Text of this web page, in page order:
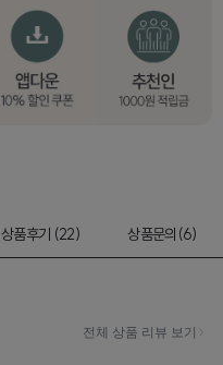
상품후기 (22) 상품문의(6)